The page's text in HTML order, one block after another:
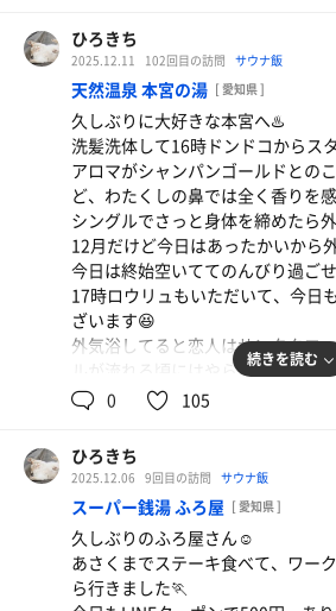
カルビ丼
うますぎるやつ😁
ひろきち
2025.12.11 102回目の訪問 サウナ飯
天然温泉 本宮の湯 [ 愛知県 ]
久しぶりに大好きな本宮へ♨️
洗髪洗体して16時ドンドコからス
アロマがシャンパンゴールドとの
ど、わたくしの鼻では全く香りを
シングルでさっと身体を締めたら
12月だけど今日はあったかいから
今日は終始空いててのんびり過ご
17時ロウリュもいただいて、今日
ざいます😆
外気浴してると恋人はサンタクロ
ルが流れる頃にはやら、クリスマ
て、なんだか本宮らしくなくてそ
炭酸泉も空いてて快適、電気風呂
まだ紅葉が残ってたのでパシャリ📷
続きを読む
0 105
ひろきち
2025.12.06 9回目の訪問 サウナ飯
スーパー銭湯 ふろ屋 [ 愛知県 ]
久しぶりのふろ屋さん☺️
あさくまでステーキ食べて、ワー
ら行きました🏃